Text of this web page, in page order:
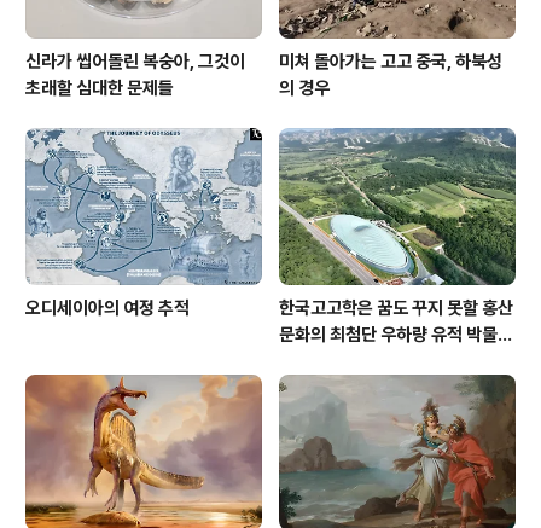
신라가 씹어돌린 복숭아, 그것이
초래할 심대한 문제들
미쳐 돌아가는 고고 중국, 하북성
의 경우
오디세이아의 여정 추적
한국고고학은 꿈도 꾸지 못할 홍산
문화의 최첨단 우하량 유적 박물관